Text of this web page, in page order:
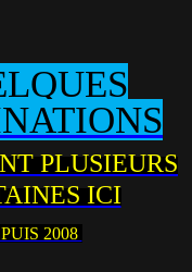
PLUSIEURS
ICI
2008